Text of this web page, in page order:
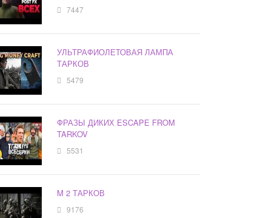
7447
УЛЬТРАФИОЛЕТОВАЯ ЛАМПА
ТАРКОВ
5479
ФРАЗЫ ДИКИХ ESCAPE FROM
TARKOV
5531
M 2 ТАРКОВ
9176